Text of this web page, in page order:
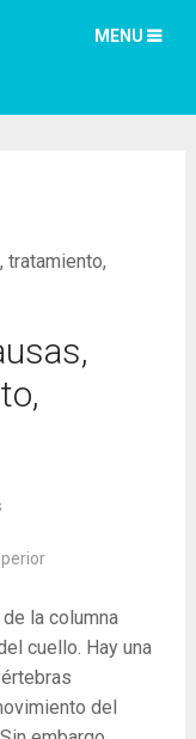
MENU
tratamiento,
la columna
cuello. Hay una
del